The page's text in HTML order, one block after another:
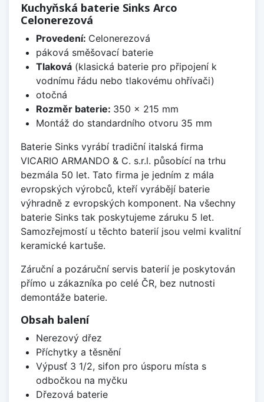
Kuchyňská baterie Sinks Arco
Celonerezová
Provedení: Celonerezová
páková směšovací baterie
Tlaková(klasická baterie pro připojení k
vodnímu řádu nebo tlakovému ohřívači)
otočná
Rozměr baterie: 350 x 215 mm
Montáž do standardního otvoru 35 mm
Baterie Sinks vyrábí tradiční italská firma
VICARIO ARMANDO & C. s.r.l. působící na trhu
bezmála 50 let. Tato firma je jedním z mála
evropských výrobců, kteří vyrábějí baterie
výhradně z evropských komponent. Na všechny
baterie Sinks tak poskytujeme záruku 5 let.
Samozřejmostí u těchto baterií jsou velmi kvalitní
keramické kartuše.
Záruční a pozáruční servis baterií je poskytován
přímo u zákazníka po celé ČR, bez nutnosti
demontáže baterie.
Obsah balení
Nerezový dřez
Příchytky a těsnění
Výpusť 3 1/2, sifon pro úsporu místa s
odbočkou na myčku
Dřezová baterie